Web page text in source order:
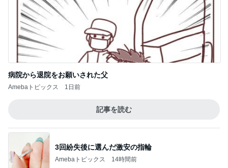
病院から退院をお願いされた父
Amebaトピックス 1日前
記事を読む
3回紛失後に選んだ激安の指輪
Amebaトピックス 14時間前